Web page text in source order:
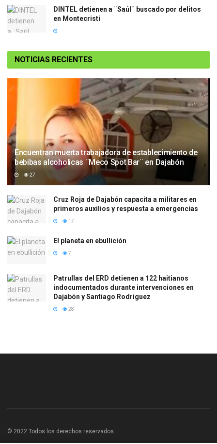
DINTEL detienen a ¨Saúl¨ buscado por delitos
en Montecristi
NOTICIAS RECIENTES
Encuentran muerta trabajadora de establecimiento de
bebibas alcoholicas ¨Meco Spot Bar¨ en Dajabón
27
Cruz Roja de Dajabón capacita a militares en
primeros auxilios y respuesta a emergencias
17
El planeta en ebullición
7
Patrullas del ERD detienen a 122 haitianos
indocumentados durante intervenciones en
Dajabón y Santiago Rodríguez
28
© 2022 Todos los derechos reservados